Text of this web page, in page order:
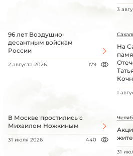
3
96 лет Воздушно-
десантным войскам
России
2 августа 2026 179
На
1
В Москве простились с
Михаилом Ножкиным
31 июля 2026 440
31